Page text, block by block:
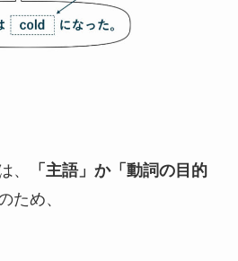
、
「主語」か「動詞の目的
ため、